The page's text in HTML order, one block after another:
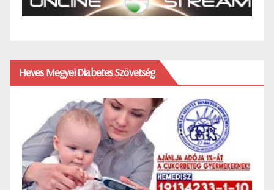
Heves Megyei Diabetes Szövetség